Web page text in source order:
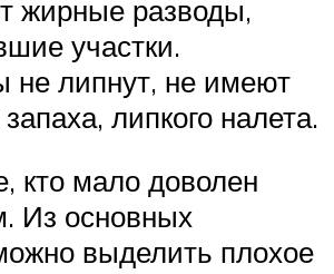
жирные разводы,
участки.
не липнут, не имеют
запаха, липкого налета.
кто мало доволен
Из основных
выделить плохое